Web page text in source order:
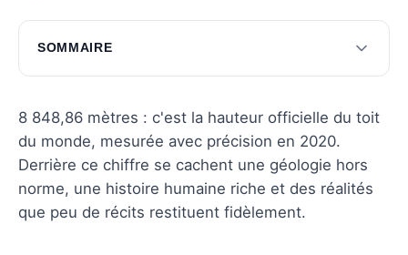
SOMMAIRE
Histoire et découverte du Mont Everest
Géographie et caractéristiques du Mont
Everest
Défis et préparation pour l'ascension du Mont
Everest
8 848,86 mètres : c'est la hauteur officielle du toit
du monde, mesurée avec précision en 2020.
Derrière ce chiffre se cachent une géologie hors
norme, une histoire humaine riche et des réalités
que peu de récits restituent fidèlement.